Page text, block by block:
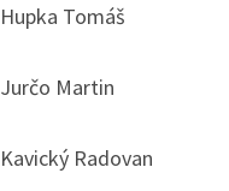
Hupka Tomáš
Jurčo Martin
Kavický Radovan